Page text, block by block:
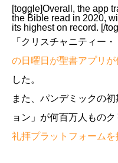
[toggle]Overall, the app
the Bible read in 2020,
its highest on record. [/
「クリスチャニティー
の日曜日が聖書アプリ
した。
また、パンデミックの
ョン」が何百万人もの
礼拝プラットフォームを